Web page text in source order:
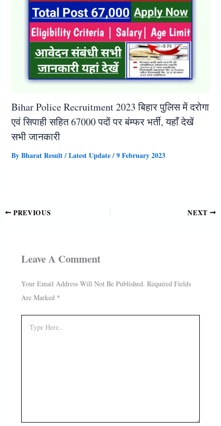
Bihar Police Recruitment 2023 बिहार पुलिस में दरोगा
एवं सिपाही सहित 67000 पदों पर बंम्फर भर्ती, यहाँ देखें
सभी जानकारी
ByBharat Result/Latest Update/9 February 2023
PREVIOUS NEXT
Leave A Comment
Your Email Address Will Not Be Published. Required Fields
Are Marked *
Here..